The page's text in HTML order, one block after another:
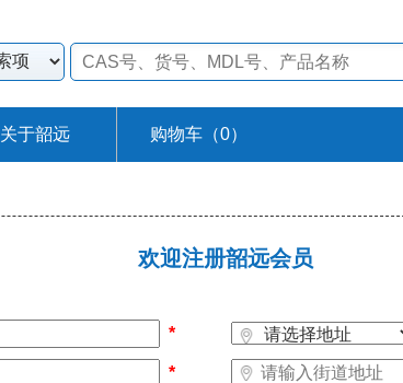
关于韶远 购物车（0）
欢迎注册韶远会员
*
*